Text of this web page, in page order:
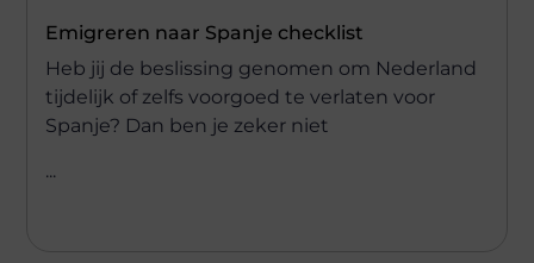
Emigreren naar Spanje checklist
Heb jij de beslissing genomen om Nederland
tijdelijk of zelfs voorgoed te verlaten voor
Spanje? Dan ben je zeker niet
...